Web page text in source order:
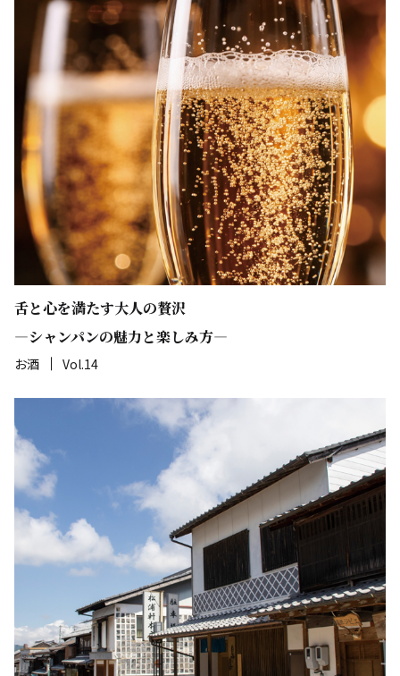
舌と心を満たす大人の贅沢
―シャンパンの魅力と楽しみ方―
お酒 Vol.14